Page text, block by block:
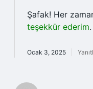
Şafak! Her
teşekkür ederim.
Ocak 3, 2025